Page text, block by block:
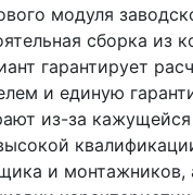
модуля
сборка из
гарантирует
и единую
из-за
и монтажников,